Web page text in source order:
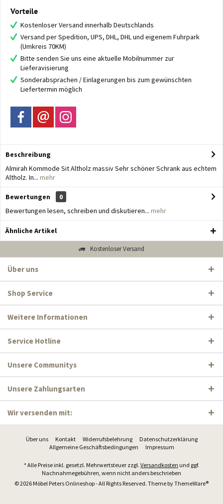
Vorteile
Kostenloser Versand innerhalb Deutschlands
Versand per Spedition, UPS, DHL, DHL und eigenem Fuhrpark
(Umkreis 70KM)
Bitte senden Sie uns eine aktuelle Mobilnummer zur
Lieferavisierung
Sonderabsprachen / Einlagerungen bis zum gewünschten
Liefertermin möglich
Beschreibung
Almirah Kommode Sit Altholz massiv Sehr schöner Schrank aus echtem
Altholz. In... mehr
Bewertungen
0
Bewertungen lesen, schreiben und diskutieren... mehr
Ähnliche Artikel
Kostenloser Versand
Über uns
Shop Service
Weitere Informationen
Service Hotline
Unsere Communitys
Unsere Zahlungsarten
Wir versenden mit:
Über uns Kontakt Widerrufsbelehrung
Datenschutzerklärung
Allgemeine Geschäftsbedingungen
Impressum
* Alle Preise inkl. gesetzl. Mehrwertsteuer zzgl. Versandkosten und ggf.
Nachnahmegebühren, wenn nicht anders beschrieben
© 2026 Möbel Peters Onlineshop - All Rights Reserved. Theme byThemeWare®